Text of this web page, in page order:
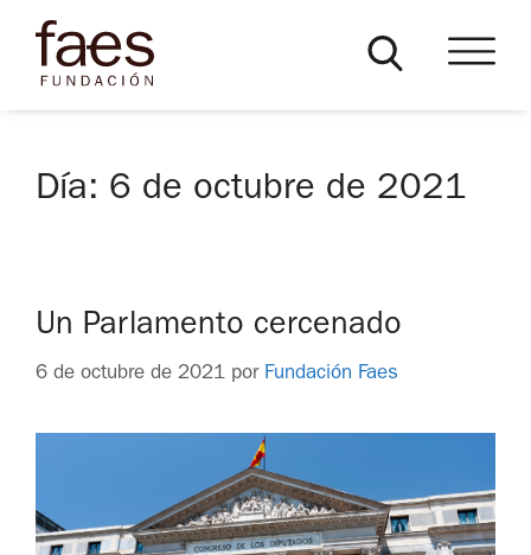
Día: 6 de octubre de 2021
Un Parlamento cercenado
6 de octubre de 2021 por Fundación Faes